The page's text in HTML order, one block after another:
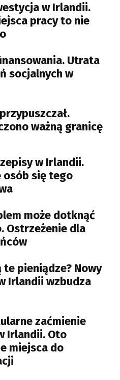
w Irlandii.
pracy to nie
Utrata
socjalnych w
ważną granicę
w Irlandii.
osób się tego
może dotknąć
Ostrzeżenie dla
te pieniądze? Nowy
Irlandii wzbudza
zaćmienie
Irlandii. Oto
miejsca do